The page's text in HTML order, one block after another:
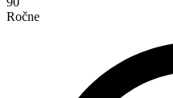
Ročne